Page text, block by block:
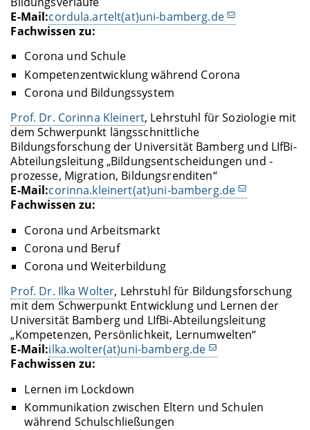
E-Mail:cordula.artelt(at)uni-bamberg.de
Fachwissen zu:
Corona und Schule
Kompetenzentwicklung während Corona
Corona und Bildungssystem
Prof. Dr. Corinna Kleinert, Lehrstuhl für Soziologie mit
dem Schwerpunkt längsschnittliche
Bildungsforschung der Universität Bamberg und LIfBi-
Abteilungsleitung „Bildungsentscheidungen und -
prozesse, Migration, Bildungsrenditen“
E-Mail:corinna.kleinert(at)uni-bamberg.de
Fachwissen zu:
Corona und Arbeitsmarkt
Corona und Beruf
Corona und Weiterbildung
Prof. Dr. Ilka Wolter, Lehrstuhl für Bildungsforschung
mit dem Schwerpunkt Entwicklung und Lernen der
Universität Bamberg und LIfBi-Abteilungsleitung
„Kompetenzen, Persönlichkeit, Lernumwelten“
E-Mail:ilka.wolter(at)uni-bamberg.de
Fachwissen zu:
Lernen im Lockdown
Kommunikation zwischen Eltern und Schulen
während Schulschließungen